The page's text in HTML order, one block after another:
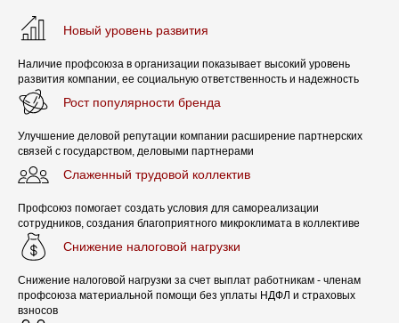
Новый уровень развития
Наличие профсоюза в организации показывает высокий уровень
развития компании, ее социальную ответственность и надежность
Рост популярности бренда
Улучшение деловой репутации компании расширение партнерских
связей с государством, деловыми партнерами
Слаженный трудовой коллектив
Профсоюз помогает создать условия для самореализации
сотрудников, создания благоприятного микроклимата в коллективе
Снижение налоговой нагрузки
Снижение налоговой нагрузки за счет выплат работникам - членам
профсоюза материальной помощи без уплаты НДФЛ и страховых
взносов